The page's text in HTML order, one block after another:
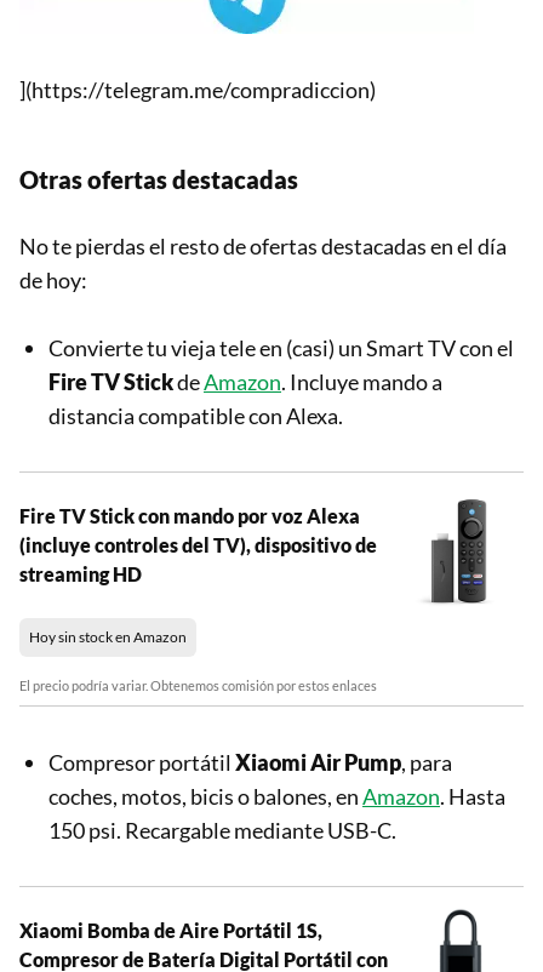
](https://telegram.me/compradiccion)
Otras ofertas destacadas
No te pierdas el resto de ofertas destacadas en el día
de hoy:
Convierte tu vieja tele en (casi) un Smart TV con el
Fire TV StickdeAmazon. Incluye mando a
distancia compatible con Alexa.
Fire TV Stick con mando por voz Alexa
(incluye controles del TV), dispositivo de
streaming HD
Hoy sin stock en Amazon
El precio podría variar. Obtenemos comisión por estos enlaces
Compresor portátil Xiaomi Air Pump, para
coches, motos, bicis o balones, enAmazon. Hasta
150 psi. Recargable mediante USB-C.
Xiaomi Bomba de Aire Portátil 1S,
Compresor de Batería Digital Portátil con